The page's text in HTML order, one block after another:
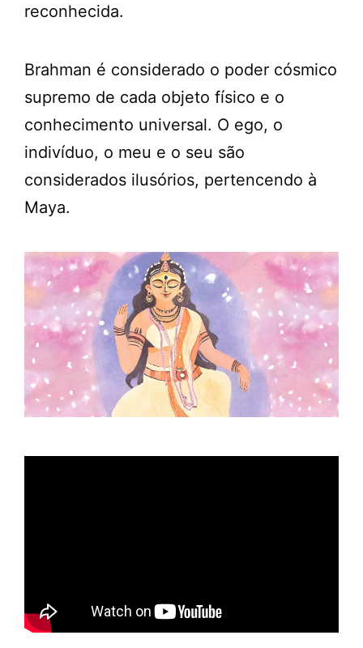
reconhecida.
Brahman é considerado o poder cósmico
supremo de cada objeto físico e o
conhecimento universal. O ego, o
indivíduo, o meu e o seu são
considerados ilusórios, pertencendo à
Maya.